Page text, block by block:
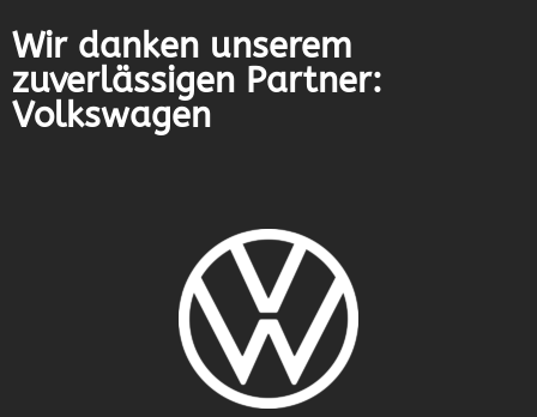
Wir danken unserem
zuverlässigen Partner:
Volkswagen